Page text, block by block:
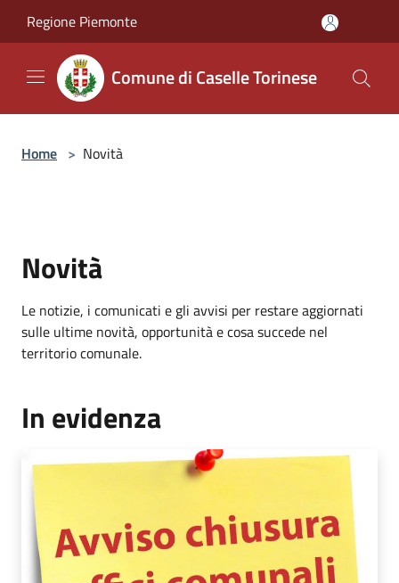
Regione Piemonte
Comune di Caselle Torinese
Home > Novità
Novità
Le notizie, i comunicati e gli avvisi per restare aggiornati
sulle ultime novità, opportunità e cosa succede nel
territorio comunale.
In evidenza